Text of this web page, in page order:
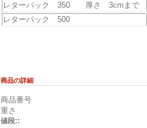
レターパック 350 厚さ 3cmまで
レターパック 500
商品の詳細
商品番号
重さ
値段::